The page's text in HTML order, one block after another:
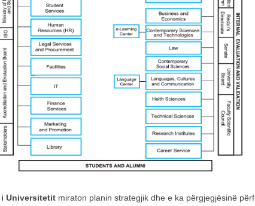
i Universitetit miraton planin strategjik dhe e ka përgjegjësinë